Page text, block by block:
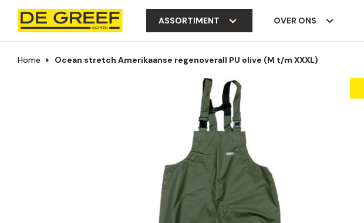
ASSORTIMENT OVER ONS
Home Ocean stretch Amerikaanse regenoverall PU olive (M t/m XXXL)